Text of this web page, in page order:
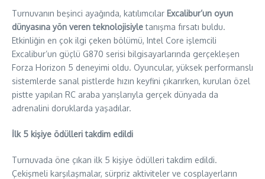
Turnuvanın beşinci ayağında, katılımcılar Excalibur’un oyun
dünyasına yön veren teknolojisiyletanışma fırsatı buldu.
Etkinliğin en çok ilgi çeken bölümü, Intel Core işlemcili
Excalibur’un güçlü G870 serisi bilgisayarlarında gerçekleşen
Forza Horizon 5 deneyimi oldu. Oyuncular, yüksek performanslı
sistemlerde sanal pistlerde hızın keyfini çıkarırken, kurulan özel
pistte yapılan RC araba yarışlarıyla gerçek dünyada da
adrenalini doruklarda yaşadılar.
İlk 5 kişiye ödülleri takdim edildi
Turnuvada öne çıkan ilk 5 kişiye ödülleri takdim edildi.
Çekişmeli karşılaşmalar, sürpriz aktiviteler ve cosplayerların